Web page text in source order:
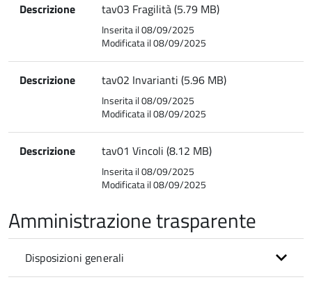
Descrizione tav03 Fragilità (5.79 MB)
Inserita il 08/09/2025
Modificata il 08/09/2025
Descrizione tav02 Invarianti (5.96 MB)
Inserita il 08/09/2025
Modificata il 08/09/2025
Descrizione tav01 Vincoli (8.12 MB)
Inserita il 08/09/2025
Modificata il 08/09/2025
Amministrazione trasparente
Disposizioni generali